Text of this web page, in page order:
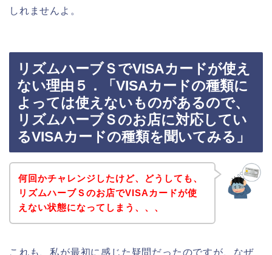
しれませんよ。
リズムハーブＳでVISAカードが使え
ない理由５．「VISAカードの種類に
よっては使えないものがあるので、
リズムハーブＳのお店に対応してい
るVISAカードの種類を聞いてみる」
何回かチャレンジしたけど、どうしても、
リズムハーブＳのお店でVISAカードが使
えない状態になってしまう、、、
これも、私が最初に感じた疑問だったのですが、なぜ